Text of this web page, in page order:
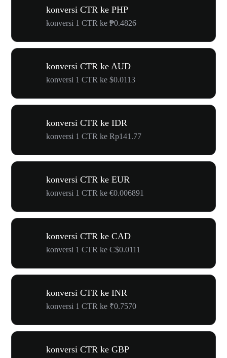
konversi CTR ke PHP
konversi 1 CTR ke ₱0.4826
konversi CTR ke AUD
konversi 1 CTR ke $0.0113
konversi CTR ke IDR
konversi 1 CTR ke Rp141.77
konversi CTR ke EUR
konversi 1 CTR ke €0.006891
konversi CTR ke CAD
konversi 1 CTR ke C$0.0111
konversi CTR ke INR
konversi 1 CTR ke ₹0.7570
konversi CTR ke GBP